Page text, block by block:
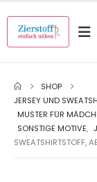
SHOP
JERSEY UND
MUSTER FÜR
SONSTIGE MOTIVE,
SWEATSHIRTSTOFF,